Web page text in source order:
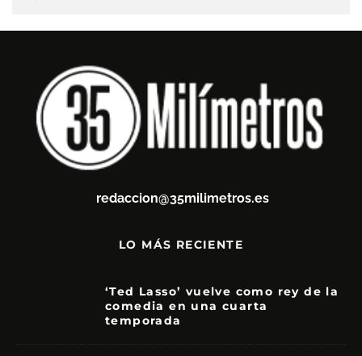
redaccion@35milimetros.es
LO MÁS RECIENTE
‘Ted Lasso’ vuelve como rey de la
comedia en una cuarta
temporada